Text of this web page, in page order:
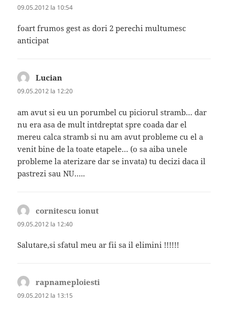
09.05.2012 la 10:54
foart frumos gest as dori 2 perechi multumesc
anticipat
Lucian
09.05.2012 la 12:20
am avut si eu un porumbel cu piciorul stramb… dar
nu era asa de mult intdreptat spre coada dar el
mereu calca stramb si nu am avut probleme cu el a
venit bine de la toate etapele… (o sa aiba unele
probleme la aterizare dar se invata) tu decizi daca il
pastrezi sau NU…..
cornitescu ionut
09.05.2012 la 12:40
Salutare,si sfatul meu ar fii sa il elimini !!!!!!
rapnameploiesti
09.05.2012 la 13:15